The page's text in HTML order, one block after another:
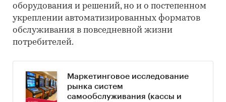
оборудования и решений, но и о постепенном
укреплении автоматизированных форматов
обслуживания в повседневной жизни
потребителей.
Маркетинговое исследование
рынка систем
самообслуживания (кассы и